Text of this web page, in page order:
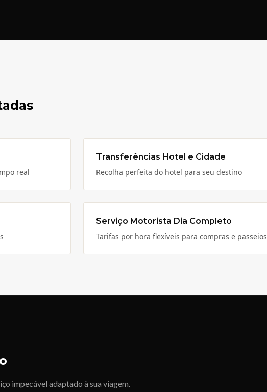
real
Transferências Hotel e Cidade
Recolha perfeita do hotel para seu destino
Serviço Motorista Dia Completo
Tarifas por hora flexíveis para compras e passeios
impecável adaptado à sua viagem.